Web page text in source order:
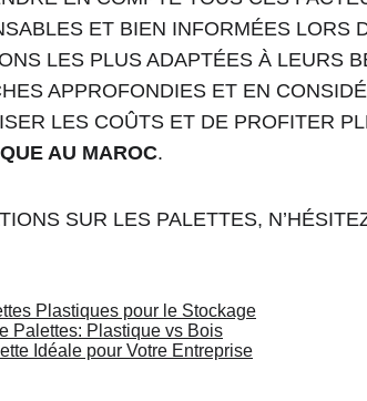
ET BIEN INFORMÉES LORS
LES PLUS ADAPTÉES À LEURS
APPROFONDIES ET EN
LES COÛTS ET DE PROFITER
AU MAROC.
SUR LES PALETTES,
Plastiques pour le Stockage
Palettes: Plastique vs Bois
Idéale pour Votre Entreprise